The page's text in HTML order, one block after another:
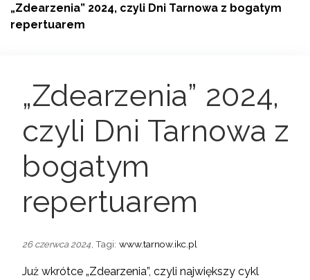
„Zdearzenia” 2024, czyli Dni Tarnowa z bogatym
repertuarem
„Zdearzenia” 2024,
czyli Dni Tarnowa z
bogatym
repertuarem
26 czerwca 2024 , Tagi: www.tarnow.ikc.pl
Już wkrótce „Zdearzenia”, czyli największy cykl